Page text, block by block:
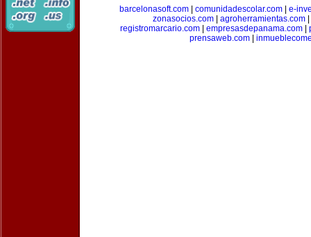
barcelonasoft.com
comunidadescolar.com
e-
zonasocios.com
agroherramientas.com
registromarcario.com| empresasdepanama.com|
prensaweb.com